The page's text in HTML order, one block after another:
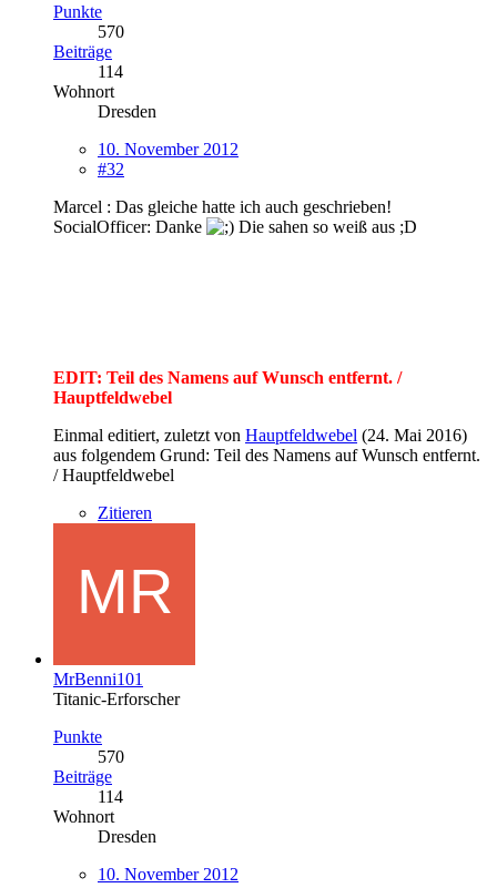
Punkte
570
Beiträge
114
Wohnort
Dresden
10. November 2012
#32
Marcel : Das gleiche hatte ich auch geschrieben!
SocialOfficer: Danke
Die sahen so weiß aus ;D
EDIT: Teil des Namens auf Wunsch entfernt. /
Hauptfeldwebel
Einmal editiert, zuletzt von Hauptfeldwebel (24. Mai 2016)
aus folgendem Grund: Teil des Namens auf Wunsch entfernt.
/ Hauptfeldwebel​
Zitieren
MrBenni101
Titanic-Erforscher
Punkte
570
Beiträge
114
Wohnort
Dresden
10. November 2012